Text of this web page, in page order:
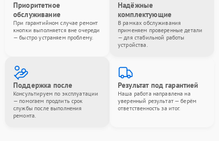
Приоритетное
обслуживание
При гарантийном случае ремонт
кнопки выполняется вне очереди
— быстро устраняем проблему.
Надёжные
комплектующие
В рамках обслуживания
применяем проверенные детали
— для стабильной работы
устройства.
Поддержка после
Консультируем по эксплуатации
— помогаем продлить срок
службы после выполнения
ремонта.
Результат под гарантией
Наша работа направлена на
уверенный результат — берём
ответственность за итог.